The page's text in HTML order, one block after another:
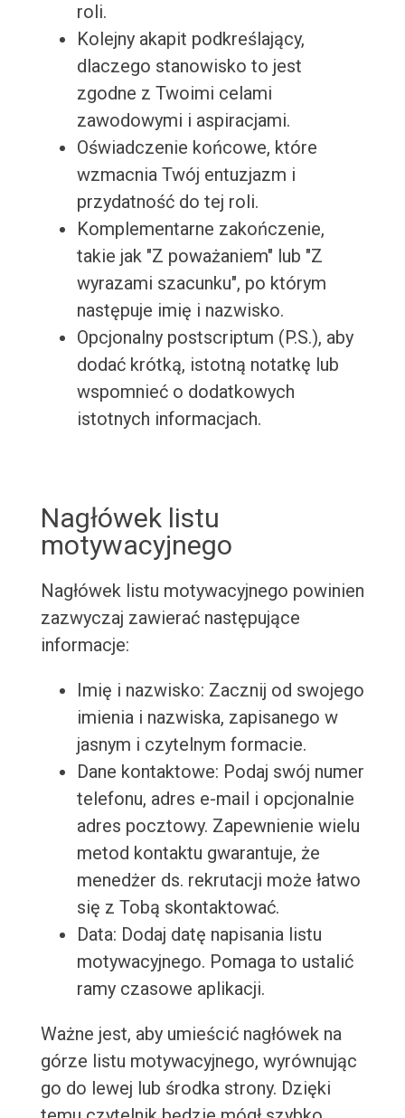
roli.
Kolejny akapit podkreślający,
dlaczego stanowisko to jest
zgodne z Twoimi celami
zawodowymi i aspiracjami.
Oświadczenie końcowe, które
wzmacnia Twój entuzjazm i
przydatność do tej roli.
Komplementarne zakończenie,
takie jak "Z poważaniem" lub "Z
wyrazami szacunku", po którym
następuje imię i nazwisko.
Opcjonalny postscriptum (P.S.), aby
dodać krótką, istotną notatkę lub
wspomnieć o dodatkowych
istotnych informacjach.
Nagłówek listu
motywacyjnego
Nagłówek listu motywacyjnego powinien
zazwyczaj zawierać następujące
informacje:
Imię i nazwisko: Zacznij od swojego
imienia i nazwiska, zapisanego w
jasnym i czytelnym formacie.
Dane kontaktowe: Podaj swój numer
telefonu, adres e-mail i opcjonalnie
adres pocztowy. Zapewnienie wielu
metod kontaktu gwarantuje, że
menedżer ds. rekrutacji może łatwo
się z Tobą skontaktować.
Data: Dodaj datę napisania listu
motywacyjnego. Pomaga to ustalić
ramy czasowe aplikacji.
Ważne jest, aby umieścić nagłówek na
górze listu motywacyjnego, wyrównując
go do lewej lub środka strony. Dzięki